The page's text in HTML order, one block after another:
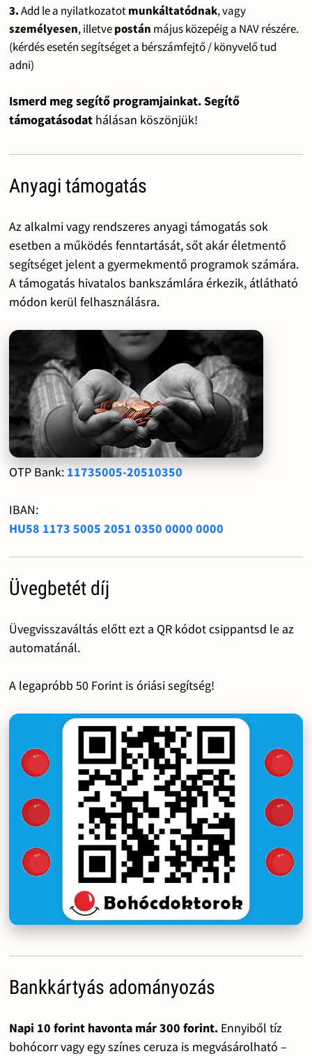
3.Add le a nyilatkozatotmunkáltatódnak, vagy
személyesen, illetvepostán május közepéig a NAV részére.
(kérdés esetén segítséget a bérszámfejtő / könyvelő tud
adni)
Ismerd meg segítő programjainkat. Segítő
támogatásodat hálásan köszönjük!
Anyagi támogatás
Az alkalmi vagy rendszeres anyagi támogatás sok
esetben a működés fenntartását, sőt akár életmentő
segítséget jelent a gyermekmentő programok számára.
A támogatás hivatalos bankszámlára érkezik, átlátható
módon kerül felhasználásra.
OTP Bank: 11735005-20510350
IBAN:
HU58 1173 5005 2051 0350 0000 0000
Üvegbetét díj
Üvegvisszaváltás előtt ezt a QR kódot csippantsd le az
automatánál.
A legapróbb 50 Forint is óriási segítség!
Bankkártyás adományozás
Napi 10 forint havonta már 300 forint.Ennyiből tíz
bohócorr vagy egy színes ceruza is megvásárolható –